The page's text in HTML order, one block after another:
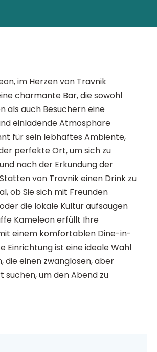
im Herzen von Travnik
charmante Bar, die sowohl
als auch Besuchern eine
einladende Atmosphäre
für sein lebhaftes Ambiente,
perfekte Ort, um sich zu
nach der Erkundung der
von Travnik einen Drink zu
ob Sie sich mit Freunden
die lokale Kultur aufsaugen
Kameleon erfüllt Ihre
einem komfortablen Dine-in-
Einrichtung ist eine ideale Wahl
die einen zwanglosen, aber
suchen, um den Abend zu